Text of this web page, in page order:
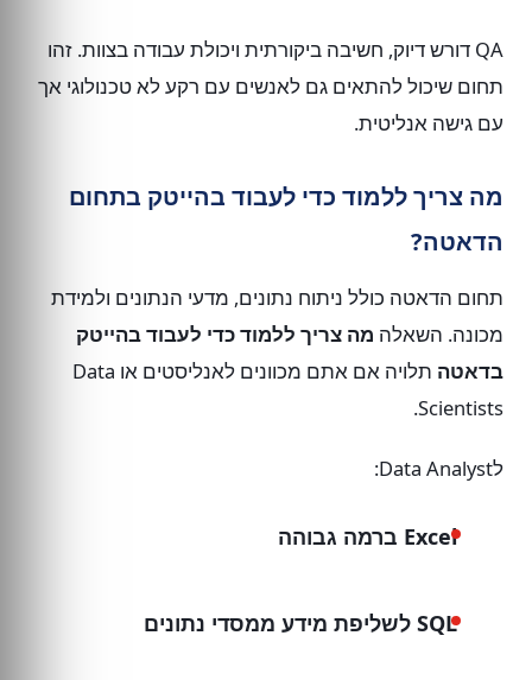
QA דורש דיוק, חשיבה ביקורתית ויכולת עבודה בצוות. זהו
תחום שיכול להתאים גם לאנשים עם רקע לא טכנולוגי אך
עם גישה אנליטית.
מה צריך ללמוד כדי לעבוד בהייטק בתחום
הדאטה?
תחום הדאטה כולל ניתוח נתונים, מדעי הנתונים ולמידת
מכונה. השאלה מה צריך ללמוד כדי לעבוד בהייטק
בדאטה
תלויה אם אתם מכוונים לאנליסטים או Data
Scientists.
לData Analyst:
Excel ברמה גבוהה
SQL לשליפת מידע ממסדי נתונים